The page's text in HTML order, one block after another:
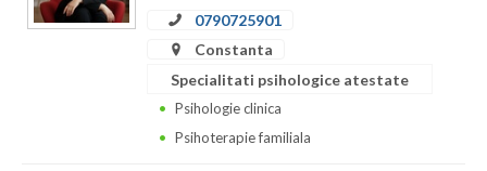
Constanta
0790725901
Constanta
Specialitati psihologice atestate
Psihologie clinica
Psihoterapie familiala